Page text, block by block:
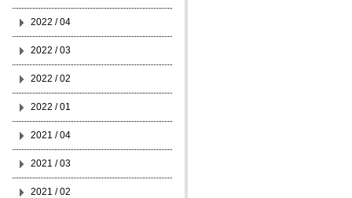
2022 / 04
2022 / 03
2022 / 02
2022 / 01
2021 / 04
2021 / 03
2021 / 02